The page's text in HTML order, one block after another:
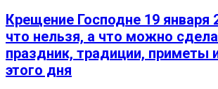
Крещение Господне 19 января
что нельзя, а что можно
праздник, традиции, приметы
этого дня